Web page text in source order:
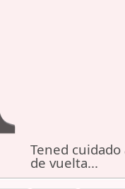
Tened
de vuelta...